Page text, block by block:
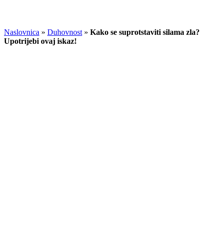
Naslovnica » Duhovnost » Kako se suprotstaviti silama zla?
Upotrijebi ovaj iskaz!